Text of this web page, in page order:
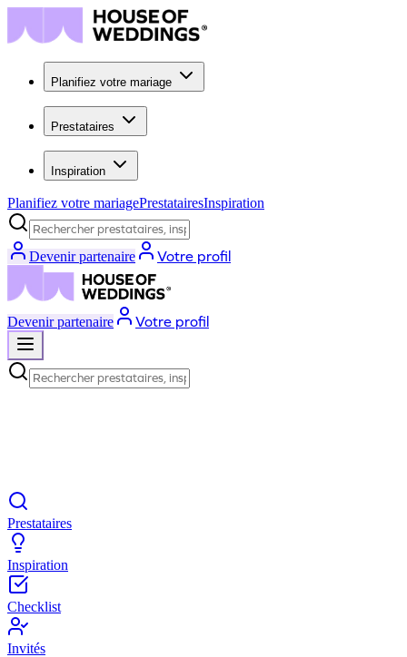
Planifiez votre mariage
Prestataires
Inspiration
Planifiez votre mariagePrestatairesInspiration
Rechercher prestataires, inspiration...
Devenir partenaire Votre profil
Devenir partenaire Votre profil
Rechercher prestataires, inspiration...
Prestataires
Inspiration
Checklist
Invités